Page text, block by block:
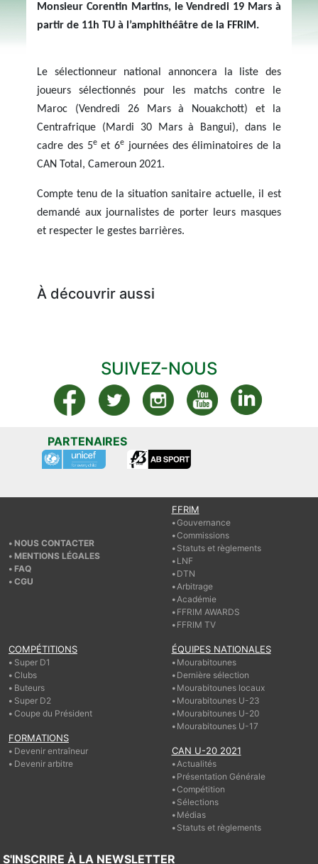
Monsieur Corentin Martins, le Vendredi 19 Mars à
partir de 11h TU à l’amphithéâtre de la FFRIM.
Le sélectionneur national annoncera la liste des
joueurs sélectionnés pour les matchs contre le
Maroc (Vendredi 26 Mars à Nouakchott) et la
Centrafrique (Mardi 30 Mars à Bangui), dans le
cadre des 5eet 6e journées des éliminatoires de la
CAN Total, Cameroun 2021.
Compte tenu de la situation sanitaire actuelle, il est
demandé aux journalistes de porter leurs masques
et respecter le gestes barrières.
À découvrir aussi
SUIVEZ-NOUS
PARTENAIRES
NOUS CONTACTER
MENTIONS LÉGALES
FAQ
CGU
FFRIM
Gouvernance
Commissions
Statuts et règlements
LNF
DTN
Arbitrage
Académie
FFRIM AWARDS
FFRIM TV
COMPÉTITIONS
Super D1
Clubs
Buteurs
Super D2
Coupe du Président
FORMATIONS
Devenir entraîneur
Devenir arbitre
ÉQUIPES NATIONALES
Mourabitounes
Dernière sélection
Mourabitounes locaux
Mourabitounes U-23
Mourabitounes U-20
Mourabitounes U-17
CAN U-20 2021
Actualités
Présentation Générale
Compétition
Sélections
Médias
Statuts et règlements
S'INSCRIRE À LA NEWSLETTER